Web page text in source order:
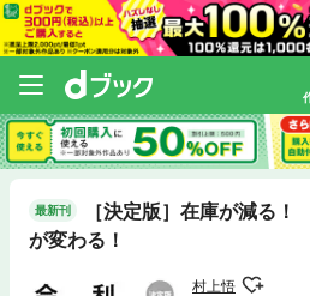
最新刊
［決定版］在庫が減る
が変わる！
村上悟